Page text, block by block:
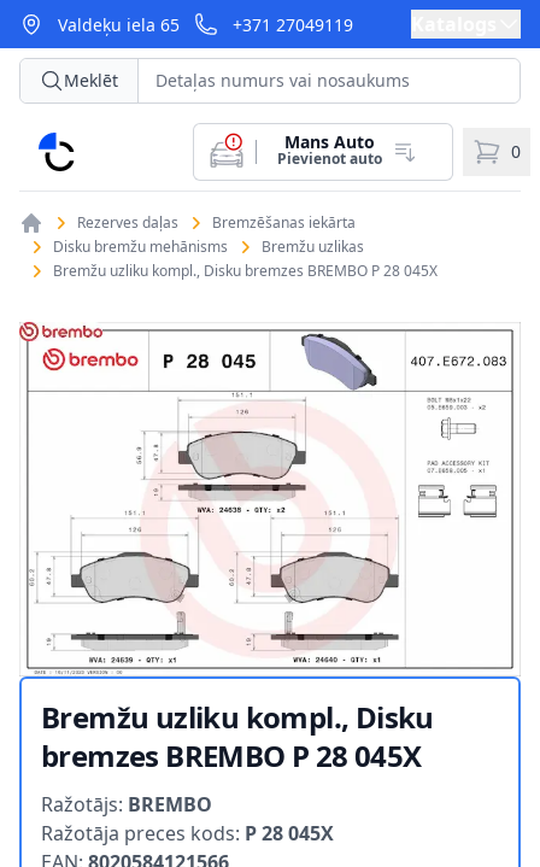
Valdeķu iela 65 +371 27049119
CarParts
Meklēt
Mans Auto
Pievienot auto 0
Rezerves daļas
Bremzēšanas iekārta
Disku bremžu mehānisms
Bremžu uzlikas
Bremžu uzliku kompl., Disku bremzes BREMBO P 28 045X
Bremžu uzliku kompl., Disku
bremzes BREMBO P 28 045X
Ražotājs: BREMBO
Ražotāja preces kods: P 28 045X